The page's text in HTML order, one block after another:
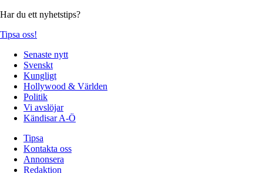
Har du ett nyhetstips?
Tipsa oss!
Senaste nytt
Svenskt
Kungligt
Hollywood & Världen
Politik
Vi avslöjar
Kändisar A-Ö
Tipsa
Kontakta oss
Annonsera
Redaktion